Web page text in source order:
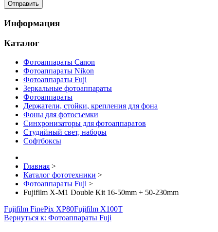
Информация
Каталог
Фотоаппараты Canon
Фотоаппараты Nikon
Фотоаппараты Fuji
Зеркальные фотоаппараты
Фотоаппараты
Держатели, стойки, крепления для фона
Фоны для фотосъемки
Синхронизаторы для фотоаппаратов
Студийный свет, наборы
Софтбоксы
Главная >
Каталог фототехники >
Фотоаппараты Fuji >
Fujifilm X-M1 Double Kit 16-50mm + 50-230mm
Fujifilm FinePix XP80Fujifilm X100T
Вернуться к: Фотоаппараты Fuji